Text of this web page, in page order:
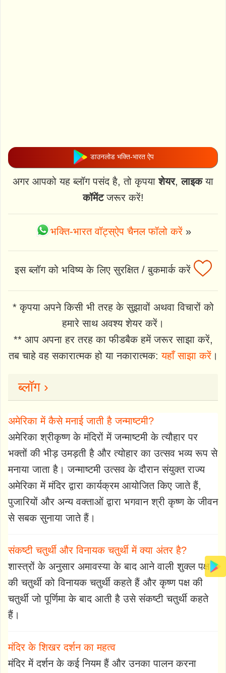
डाउनलोड भक्ति-भारत ऐप
अगर आपको यह ब्लॉग पसंद है, तो कृपयाशेयर,लाइकया
कॉमेंटजरूर करें!
भक्ति-भारत वॉट्स्ऐप चैनल फॉलो करें»
इस ब्लॉग को भविष्य के लिए सुरक्षित / बुकमार्क करें
* कृपया अपने किसी भी तरह के सुझावों अथवा विचारों को
हमारे साथ अवश्य शेयर करें।
** आप अपना हर तरह का फीडबैक हमें जरूर साझा करें,
तब चाहे वह सकारात्मक हो या नकारात्मक:यहाँ साझा करें।
ब्लॉग ›
अमेरिका में कैसे मनाई जाती है जन्माष्टमी?
अमेरिका श्रीकृष्ण के मंदिरों में जन्माष्टमी के त्यौहार पर
भक्तों की भीड़ उमड़ती है और त्योहार का उत्सव भव्य रूप से
मनाया जाता है। जन्माष्टमी उत्सव के दौरान संयुक्त राज्य
अमेरिका में मंदिर द्वारा कार्यक्रम आयोजित किए जाते हैं,
पुजारियों और अन्य वक्ताओं द्वारा भगवान श्री कृष्ण के जीवन
से सबक सुनाया जाते हैं।
संकष्टी चतुर्थी और विनायक चतुर्थी में क्या अंतर है?
शास्त्रों के अनुसार अमावस्या के बाद आने वाली शुक्ल पक्ष
की चतुर्थी को विनायक चतुर्थी कहते हैं और कृष्ण पक्ष की
चतुर्थी जो पूर्णिमा के बाद आती है उसे संकष्टी चतुर्थी कहते
हैं।
मंदिर के शिखर दर्शन का महत्व
मंदिर में दर्शन के कई नियम हैं और उनका पालन करना